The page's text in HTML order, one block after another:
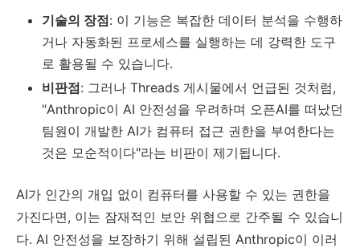
기술의 장점: 이 기능은 복잡한 데이터 분석을 수행하
거나 자동화된 프로세스를 실행하는 데 강력한 도구
로 활용될 수 있습니다.
비판점: 그러나 Threads 게시물에서 언급된 것처럼,
"Anthropic이 AI 안전성을 우려하며 오픈AI를 떠났던
팀원이 개발한 AI가 컴퓨터 접근 권한을 부여한다는
것은 모순적이다"라는 비판이 제기됩니다.
AI가 인간의 개입 없이 컴퓨터를 사용할 수 있는 권한을
가진다면, 이는 잠재적인 보안 위협으로 간주될 수 있습니
다. AI 안전성을 보장하기 위해 설립된 Anthropic이 이러